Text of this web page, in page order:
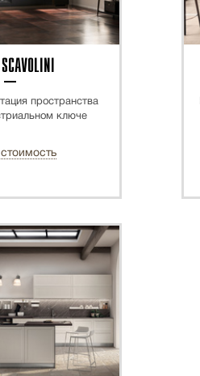
пространства
ключе